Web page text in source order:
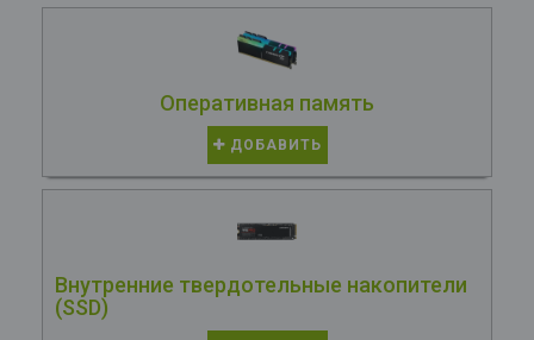
Оперативная память
ДОБАВИТЬ
Внутренние твердотельные накопители
(SSD)